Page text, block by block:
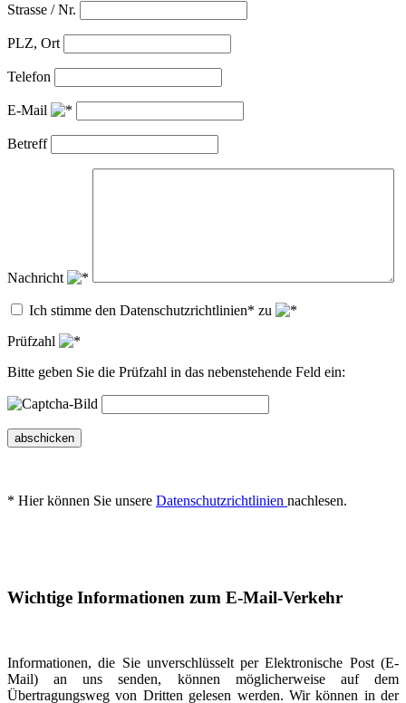
Strasse / Nr.
PLZ, Ort
Telefon
E-Mail
Betreff
Nachricht
Ich stimme den Datenschutzrichtlinien* zu
Prüfzahl
Bitte geben Sie die Prüfzahl in das nebenstehende Feld ein:
abschicken
* Hier können Sie unsere Datenschutzrichtlinien nachlesen.
Wichtige Informationen zum E-Mail-Verkehr
Informationen, die Sie unverschlüsselt per Elektronische Post (E-
Mail) an uns senden, können möglicherweise auf dem
Übertragungsweg von Dritten gelesen werden. Wir können in der